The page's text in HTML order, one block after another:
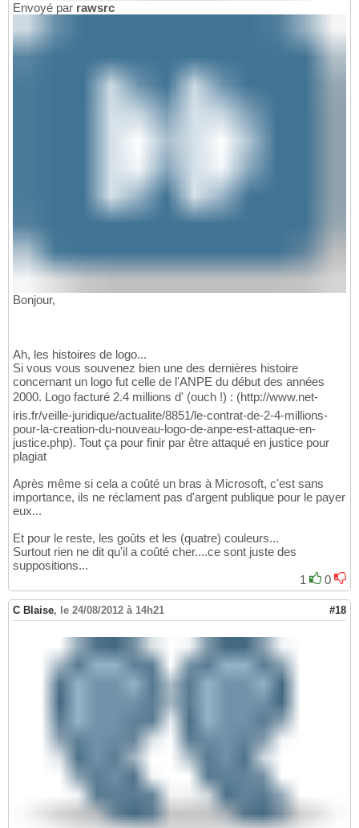
Envoyé par rawsrc
Bonjour,
Ah, les histoires de logo...
Si vous vous souvenez bien une des dernières histoire
concernant un logo fut celle de l'ANPE du début des années
2000. Logo facturé 2.4 millions d' (ouch !) : (http://www.net-
iris.fr/veille-juridique/actualite/8851/le-contrat-de-2-4-millions-
pour-la-creation-du-nouveau-logo-de-anpe-est-attaque-en-
justice.php). Tout ça pour finir par être attaqué en justice pour
plagiat
Après même si cela a coûté un bras à Microsoft, c'est sans
importance, ils ne réclament pas d'argent publique pour le payer
eux...
Et pour le reste, les goûts et les (quatre) couleurs...
Surtout rien ne dit qu'il a coûté cher....ce sont juste des
suppositions...
1
0
C Blaise, le 24/08/2012 à 14h21 #18